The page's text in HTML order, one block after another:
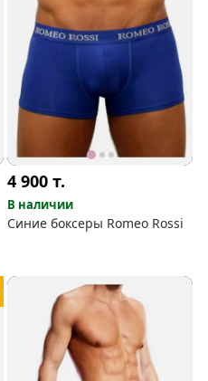
4 900т.
В наличии
Синие боксеры Romeo Rossi